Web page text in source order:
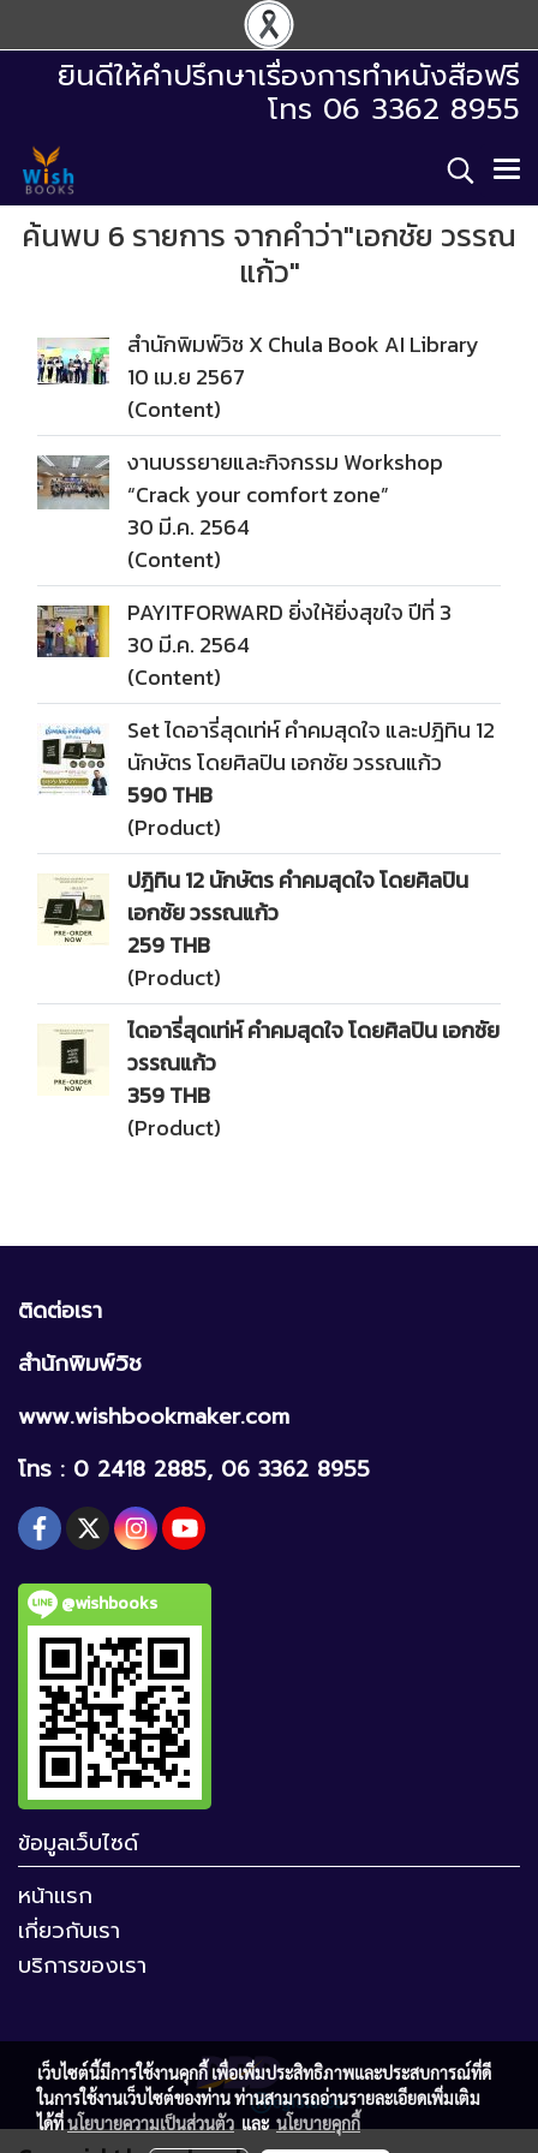
ยินดีให้คำปรึกษาเรื่องการทำหนังสือฟรี
โทร 06 3362 8955
ค้นพบ 6 รายการ จากคำว่า"เอกชัย วรรณ
แก้ว"
สำนักพิมพ์วิช X Chula Book AI Library
10 เม.ย 2567
(Content)
งานบรรยายและกิจกรรม Workshop
“Crack your comfort zone”
30 มี.ค. 2564
(Content)
PAYITFORWARD ยิ่งให้ยิ่งสุขใจ ปีที่ 3
30 มี.ค. 2564
(Content)
Set ไดอารี่สุดเท่ห์ คำคมสุดใจ และปฎิทิน 12
นักษัตร โดยศิลปิน เอกชัย วรรณแก้ว
590 THB
(Product)
ปฎิทิน 12 นักษัตร คำคมสุดใจ โดยศิลปิน
เอกชัย วรรณแก้ว
259 THB
(Product)
ไดอารี่สุดเท่ห์ คำคมสุดใจ โดยศิลปิน เอกชัย
วรรณแก้ว
359 THB
(Product)
ติดต่อเรา
สำนักพิมพ์วิช
www.wishbookmaker.com
โทร : 0 2418 2885, 06 3362 8955
@wishbooks
ข้อมูลเว็บไซด์
หน้าแรก
เกี่ยวกับเรา
บริการของเรา
เว็บไซต์นี้มีการใช้งานคุกกี้ เพื่อเพิ่มประสิทธิภาพและประสบการณ์ที่ดี
ในการใช้งานเว็บไซต์ของท่าน ท่านสามารถอ่านรายละเอียดเพิ่มเติม
ได้ที่นโยบายความเป็นส่วนตัว และ นโยบายคุกกี้